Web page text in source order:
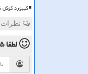
کیبورد گوگل
نظرات
لطفا